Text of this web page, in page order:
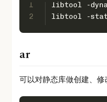
1
2
libtool -
libtool -
ar
可以对静态库做创建、修